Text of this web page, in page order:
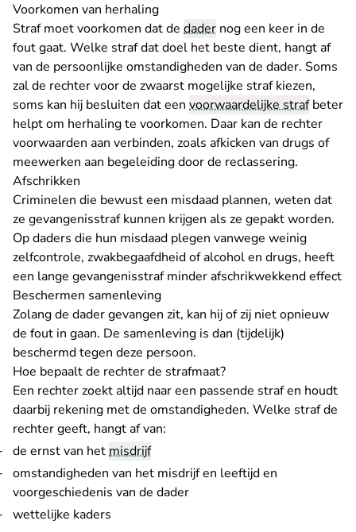
Voorkomen van herhaling
Straf moet voorkomen dat de dader nog een keer in de
fout gaat. Welke straf dat doel het beste dient, hangt af
van de persoonlijke omstandigheden van de dader. Soms
zal de rechter voor de zwaarst mogelijke straf kiezen,
soms kan hij besluiten dat een voorwaardelijke strafbeter
helpt om herhaling te voorkomen. Daar kan de rechter
voorwaarden aan verbinden, zoals afkicken van drugs of
meewerken aan begeleiding door de reclassering.
Afschrikken
Criminelen die bewust een misdaad plannen, weten dat
ze gevangenisstraf kunnen krijgen als ze gepakt worden.
Op daders die hun misdaad plegen vanwege weinig
zelfcontrole, zwakbegaafdheid of alcohol en drugs, heeft
een lange gevangenisstraf minder afschrikwekkend effect
Beschermen samenleving
Zolang de dader gevangen zit, kan hij of zij niet opnieuw
de fout in gaan. De samenleving is dan (tijdelijk)
beschermd tegen deze persoon.
Hoe bepaalt de rechter de strafmaat?
Een rechter zoekt altijd naar een passende straf en houdt
daarbij rekening met de omstandigheden. Welke straf de
rechter geeft, hangt af van:
de ernst van hetmisdrijf
omstandigheden van het misdrijf en leeftijd en
voorgeschiedenis van de dader
wettelijke kaders